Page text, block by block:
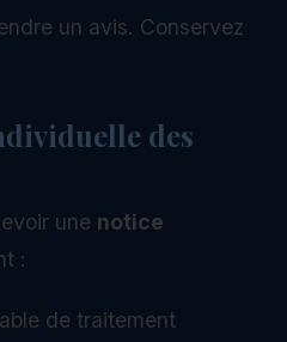
un avis. Conservez
des
une notice
:
de traitement